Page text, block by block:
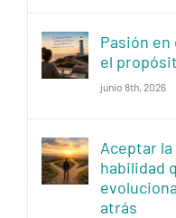
Pasión
el
junio 8th, 2026
Aceptar
habilidad
atrás